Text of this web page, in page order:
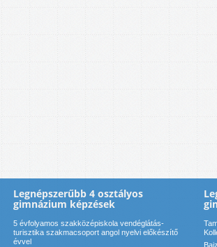
Legnépszerűbb 4 osztályos
gimnázium képzések
5 évfolyamos szakközépiskola vendéglátás-
turisztika szakmacsoport angol nyelvi előkészítő
évvel